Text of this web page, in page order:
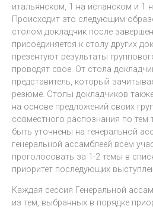
итальянском, 1 на испанском и 1
Происходит это следующим
столом докладчик после
присоединяется к столу других
презентуют результаты
проводят свое. От стола
представитель, который
резюме. Столы докладчиков
на основе предложений своих
совместного распознания по
быть уточнены на генеральной
генеральной ассамблеей всем
проголосовать за 1-2 темы в
приоритет последующих
Каждая сессия Генеральной
из тем, выбранных в порядке